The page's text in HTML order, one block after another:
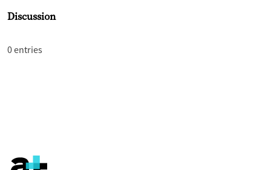
Discussion
0 entries